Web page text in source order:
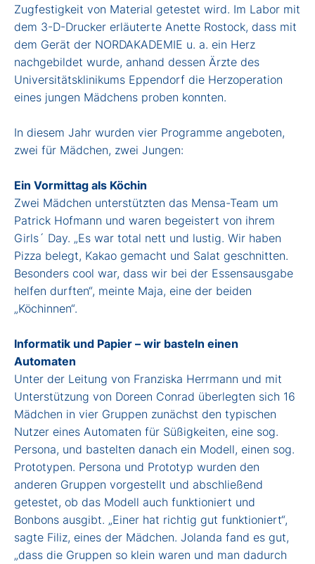
Zugfestigkeit von Material getestet wird. Im Labor mit
dem 3-D-Drucker erläuterte Anette Rostock, dass mit
dem Gerät der NORDAKADEMIE u. a. ein Herz
nachgebildet wurde, anhand dessen Ärzte des
Universitätsklinikums Eppendorf die Herzoperation
eines jungen Mädchens proben konnten.
In diesem Jahr wurden vier Programme angeboten,
zwei für Mädchen, zwei Jungen:
Ein Vormittag als Köchin
Zwei Mädchen unterstützten das Mensa-Team um
Patrick Hofmann und waren begeistert von ihrem
Girls´ Day. „Es war total nett und lustig. Wir haben
Pizza belegt, Kakao gemacht und Salat geschnitten.
Besonders cool war, dass wir bei der Essensausgabe
helfen durften“, meinte Maja, eine der beiden
„Köchinnen“.
Informatik und Papier – wir basteln einen
Automaten
Unter der Leitung von Franziska Herrmann und mit
Unterstützung von Doreen Conrad überlegten sich 16
Mädchen in vier Gruppen zunächst den typischen
Nutzer eines Automaten für Süßigkeiten, eine sog.
Persona, und bastelten danach ein Modell, einen sog.
Prototypen. Persona und Prototyp wurden den
anderen Gruppen vorgestellt und abschließend
getestet, ob das Modell auch funktioniert und
Bonbons ausgibt. „Einer hat richtig gut funktioniert“,
sagte Filiz, eines der Mädchen. Jolanda fand es gut,
„dass die Gruppen so klein waren und man dadurch